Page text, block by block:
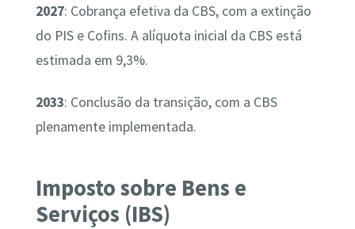
2027: Cobrança efetiva da CBS, com a extinção
do PIS e Cofins. A alíquota inicial da CBS está
estimada em 9,3%.
2033: Conclusão da transição, com a CBS
plenamente implementada.
Imposto sobre Bens e
Serviços (IBS)